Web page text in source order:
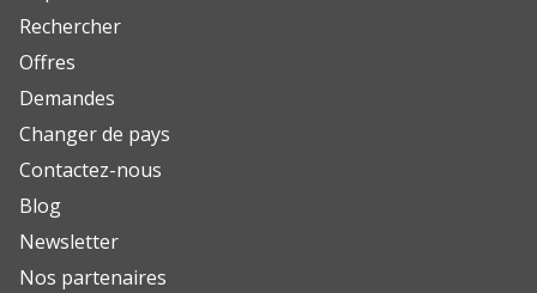
Rechercher
Offres
Demandes
Changer de pays
Contactez-nous
Blog
Newsletter
Nos partenaires